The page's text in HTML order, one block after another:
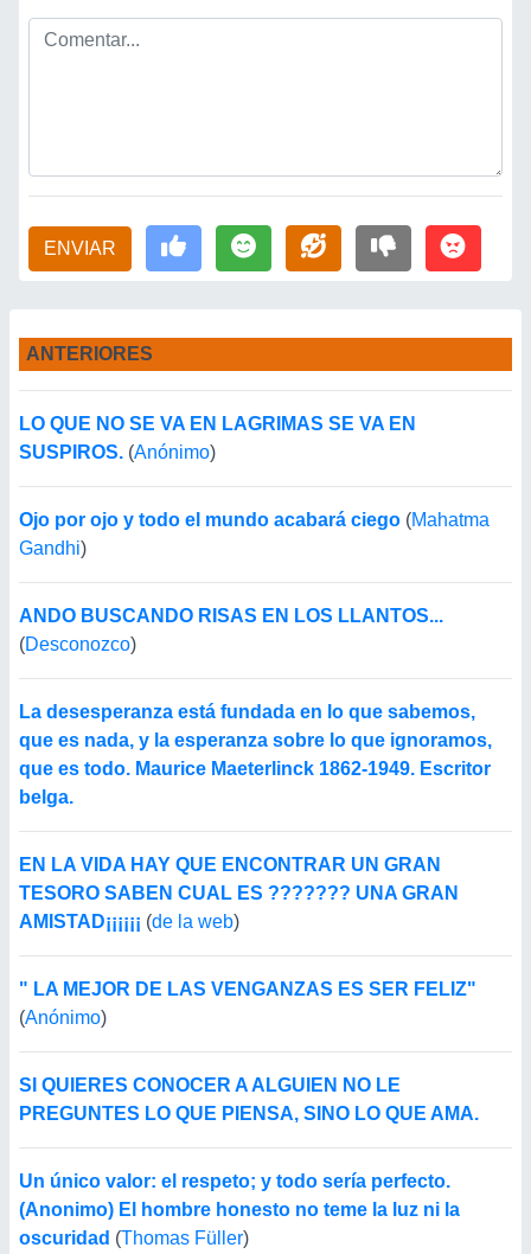
ENVIAR
ANTERIORES
LO QUE NO SE VA EN LAGRIMAS SE VA EN
SUSPIROS. (Anónimo)
Ojo por ojo y todo el mundo acabará ciego (Mahatma
Gandhi)
ANDO BUSCANDO RISAS EN LOS LLANTOS...
(Desconozco)
La desesperanza está fundada en lo que sabemos,
que es nada, y la esperanza sobre lo que ignoramos,
que es todo. Maurice Maeterlinck 1862-1949. Escritor
belga.
EN LA VIDA HAY QUE ENCONTRAR UN GRAN
TESORO SABEN CUAL ES ??????? UNA GRAN
AMISTAD¡¡¡¡¡¡ (de la web)
" LA MEJOR DE LAS VENGANZAS ES SER FELIZ"
(Anónimo)
SI QUIERES CONOCER A ALGUIEN NO LE
PREGUNTES LO QUE PIENSA, SINO LO QUE AMA.
Un único valor: el respeto; y todo sería perfecto.
(Anonimo) El hombre honesto no teme la luz ni la
oscuridad (Thomas Füller)